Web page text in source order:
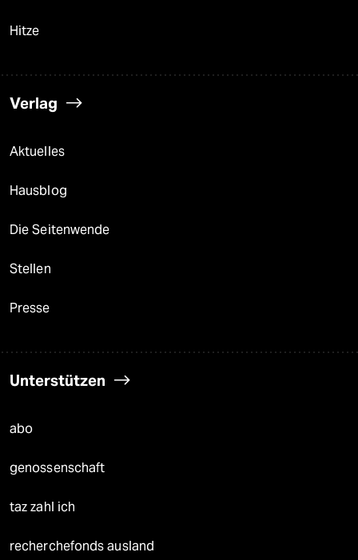
Hitze
Verlag
Aktuelles
Hausblog
Die Seitenwende
Stellen
Presse
Unterstützen
abo
genossenschaft
taz zahl ich
recherchefonds ausland